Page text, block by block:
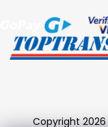
Copyright 2026